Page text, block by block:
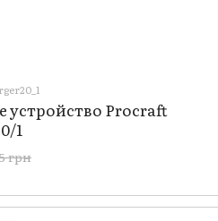
устройство Procraft
1
грн